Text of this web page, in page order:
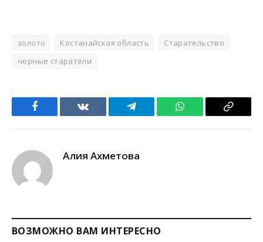
золото Костанайская область
Старательство
черные старатели
Facebook VKontakteTelegram WhatsApp Copy
Алия Ахметова
ВОЗМОЖНО ВАМ ИНТЕРЕСНО